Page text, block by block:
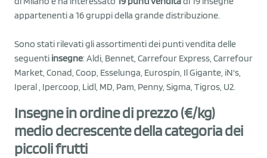
appartenenti a 16 gruppi della grande distribuzione.
Sono stati rilevati gli assortimenti dei punti vendita delle
seguenti insegne: Aldi, Bennet, Carrefour Express, Carrefour
Market, Conad, Coop, Esselunga, Eurospin, Il Gigante, iN's,
Iperal , Ipercoop, Lidl, MD, Pam, Penny, Sigma, Tigros, U2.
Insegne in ordine di prezzo (€/kg)
medio decrescente della categoria dei
piccoli frutti